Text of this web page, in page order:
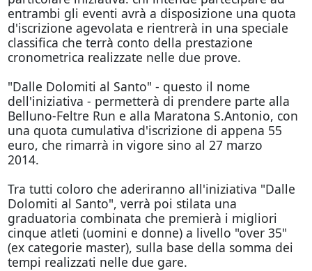
entrambi gli eventi avrà a disposizione una quota
d'iscrizione agevolata e rientrerà in una speciale
classifica che terrà conto della prestazione
cronometrica realizzate nelle due prove.
"Dalle Dolomiti al Santo" - questo il nome
dell'iniziativa - permetterà di prendere parte alla
Belluno-Feltre Run e alla Maratona S.Antonio, con
una quota cumulativa d'iscrizione di appena 55
euro, che rimarrà in vigore sino al 27 marzo
2014.
Tra tutti coloro che aderiranno all'iniziativa "Dalle
Dolomiti al Santo", verrà poi stilata una
graduatoria combinata che premierà i migliori
cinque atleti (uomini e donne) a livello "over 35"
(ex categorie master), sulla base della somma dei
tempi realizzati nelle due gare.